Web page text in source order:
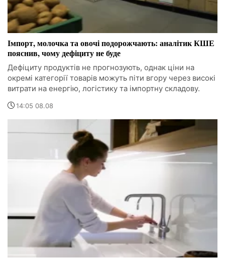
Імпорт, молочка та овочі подорожчають: аналітик КШЕ
пояснив, чому дефіциту не буде
Дефіциту продуктів не прогнозують, однак ціни на
окремі категорії товарів можуть піти вгору через високі
витрати на енергію, логістику та імпортну складову.
14:05 08.08